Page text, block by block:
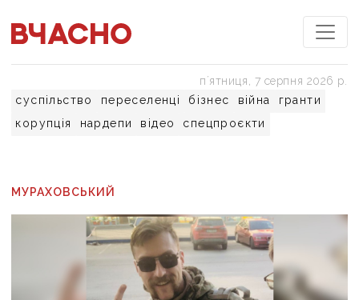
суспільство переселенці бізнес війна
гранти
корупція
нардепи відео спецпроєкти
пʼятниця, 7 серпня 2026 р.
МУРАХОВСЬКИЙ